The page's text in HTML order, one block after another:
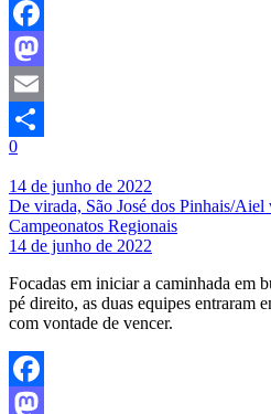
Facebook
Mastodon
Email
Share
0
14 de junho de 2022
De virada, São José dos Pinhais/Aiel
Campeonatos Regionais
14 de junho de 2022
Focadas em iniciar a caminhada em
pé direito, as duas equipes entraram
com vontade de vencer.
Facebook